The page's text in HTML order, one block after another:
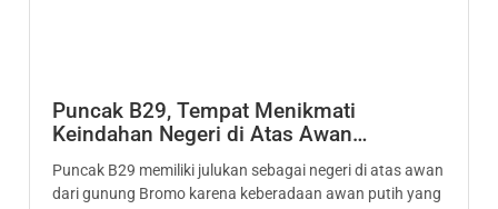
Puncak B29, Tempat Menikmati
Keindahan Negeri di Atas Awan…
Puncak B29 memiliki julukan sebagai negeri di atas awan
dari gunung Bromo karena keberadaan awan putih yang